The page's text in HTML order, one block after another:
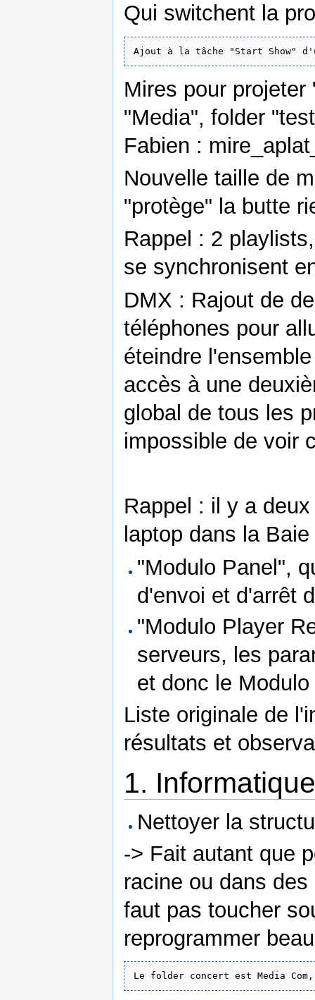
Qui switchent la
Mires pour
"Media", folder
Fabien :
Nouvelle taille de
"protège" la butte
Rappel : 2
se synchronisent
DMX : Rajout de
téléphones pour
éteindre
accès à une
global de tous les
impossible de voir
Rappel : il y a
laptop dans la
"Modulo Panel",
d'envoi et d'arrêt
"Modulo Player
serveurs, les
et donc le
Liste originale de
résultats et
1.
Nettoyer la
-> Fait autant que
racine ou dans
faut pas toucher
reprogrammer